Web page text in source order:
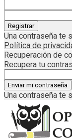
Una contraseña te
Política de
Recuperación de
Recupera tu
Una contraseña te